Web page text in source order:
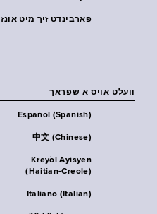
פארבינדט זיך מיט אונז
וועלט אויס א שפראך
Español (Spanish)
中文 (Chinese)
Kreyòl Ayisyen
(Haitian-Creole)
Italiano (Italian)